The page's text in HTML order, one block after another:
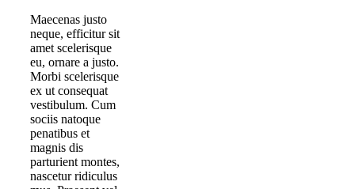
Maecenas justo
neque, efficitur sit
amet scelerisque
eu, ornare a justo.
Morbi scelerisque
ex ut consequat
vestibulum. Cum
sociis natoque
penatibus et
magnis dis
parturient montes,
nascetur ridiculus